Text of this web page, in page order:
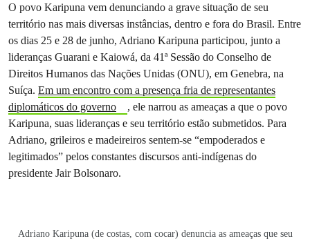
O povo Karipuna vem denunciando a grave situação de seu
território nas mais diversas instâncias, dentro e fora do Brasil. Entre
os dias 25 e 28 de junho, Adriano Karipuna participou, junto a
lideranças Guarani e Kaiowá, da 41ª Sessão do Conselho de
Direitos Humanos das Nações Unidas (ONU), em Genebra, na
Suíça. Em um encontro com a presença fria de representantes
diplomáticos do governo
, ele narrou as ameaças a que o povo
Karipuna, suas lideranças e seu território estão submetidos. Para
Adriano, grileiros e madeireiros sentem-se “empoderados e
legitimados” pelos constantes discursos anti-indígenas do
presidente Jair Bolsonaro.
Adriano Karipuna (de costas, com cocar) denuncia as ameaças que seu